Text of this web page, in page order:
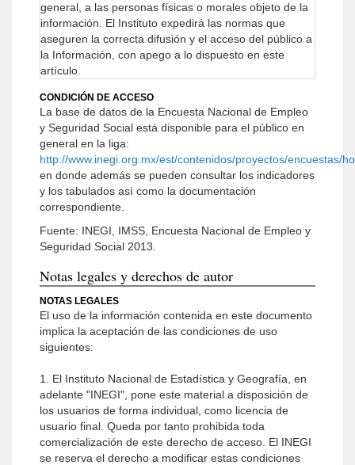
general, a las personas físicas o morales objeto de la
información. El Instituto expedirá las normas que
aseguren la correcta difusión y el acceso del público a
la Información, con apego a lo dispuesto en este
artículo.
CONDICIÓN DE ACCESO
La base de datos de la Encuesta Nacional de Empleo
y Seguridad Social está disponible para el público en
general en la liga:
http://www.inegi.org.mx/est/contenidos/proyectos/encuestas/
en donde además se pueden consultar los indicadores
y los tabulados así como la documentación
correspondiente.
Fuente: INEGI, IMSS, Encuesta Nacional de Empleo y
Seguridad Social 2013.
Notas legales y derechos de autor
NOTAS LEGALES
El uso de la información contenida en este documento
implica la aceptación de las condiciones de uso
siguientes:
1. El Instituto Nacional de Estadística y Geografía, en
adelante "INEGI", pone este material a disposición de
los usuarios de forma individual, como licencia de
usuario final. Queda por tanto prohibida toda
comercialización de este derecho de acceso. El INEGI
se reserva el derecho a modificar estas condiciones